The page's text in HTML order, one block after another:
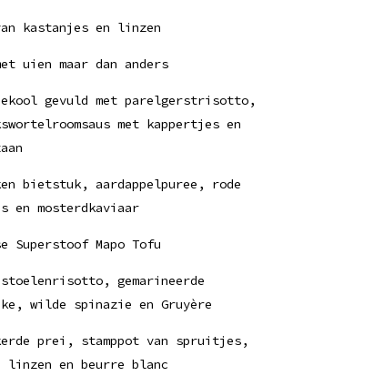
kastanjes en linzen
uien maar dan anders
gevuld met parelgerstrisotto,
met kappertjes en
bietstuk, aardappelpuree, rode
en mosterdkaviaar
Superstoof Mapo Tofu
gemarineerde
wilde spinazie en Gruyère
prei, stamppot van spruitjes,
linzen en beurre blanc